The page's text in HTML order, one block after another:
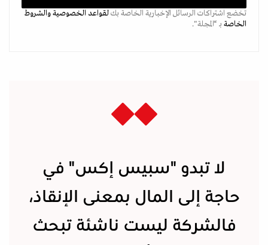
تخضع اشتراكات الرسائل الإخبارية الخاصة بكلقواعد الخصوصيةوالشروط
الخاصة بـ “المجلة".
لا تبدو "سبيس إكس" في
حاجة إلى المال بمعنى الإنقاذ،
فالشركة ليست ناشئة تبحث